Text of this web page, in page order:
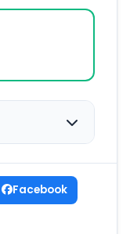
Facebook